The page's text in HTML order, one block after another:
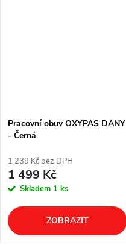
Pracovní obuv OXYPAS DANY
- Černá
1 239 Kč bez DPH
1 499 Kč
Skladem 1 ks
ZOBRAZIT